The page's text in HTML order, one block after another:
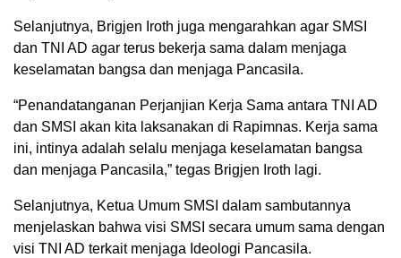
Selanjutnya, Brigjen Iroth juga mengarahkan agar SMSI
dan TNI AD agar terus bekerja sama dalam menjaga
keselamatan bangsa dan menjaga Pancasila.
“Penandatanganan Perjanjian Kerja Sama antara TNI AD
dan SMSI akan kita laksanakan di Rapimnas. Kerja sama
ini, intinya adalah selalu menjaga keselamatan bangsa
dan menjaga Pancasila,” tegas Brigjen Iroth lagi.
Selanjutnya, Ketua Umum SMSI dalam sambutannya
menjelaskan bahwa visi SMSI secara umum sama dengan
visi TNI AD terkait menjaga Ideologi Pancasila.